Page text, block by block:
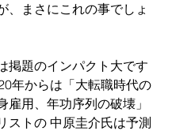
、まさにこれの事でしょ
掲題のインパクト大です
年からは「大転職時代の
雇用、年功序列の破壊」
ストの 中原圭介氏は予測